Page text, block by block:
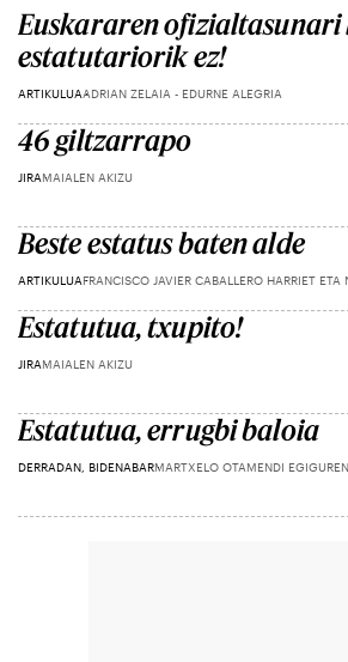
Euskararen
estatutariorik ez!
ARTIKULUAADRIAN ZELAIA - EDURNE ALEGRIA
46 giltzarrapo
JIRAMAIALEN AKIZU
Beste estatus baten alde
ARTIKULUAFRANCISCO JAVIER CABALLERO HARRIET ETA
Estatutua, txupito!
JIRAMAIALEN AKIZU
Estatutua, errugbi baloia
DERRADAN, BIDENABARMARTXELO OTAMENDI EGIGUREN